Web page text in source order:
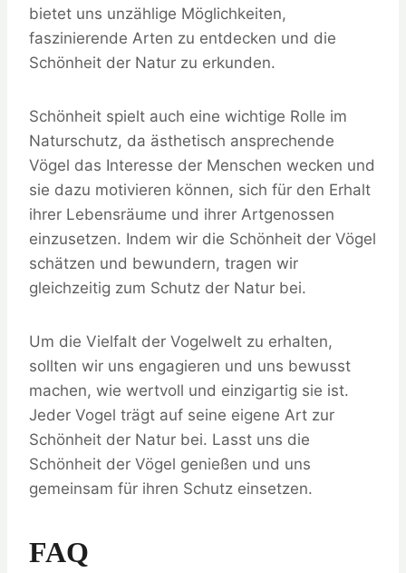
bietet uns unzählige Möglichkeiten,
faszinierende Arten zu entdecken und die
Schönheit der Natur zu erkunden.
Schönheit spielt auch eine wichtige Rolle im
Naturschutz, da ästhetisch ansprechende
Vögel das Interesse der Menschen wecken und
sie dazu motivieren können, sich für den Erhalt
ihrer Lebensräume und ihrer Artgenossen
einzusetzen. Indem wir die Schönheit der Vögel
schätzen und bewundern, tragen wir
gleichzeitig zum Schutz der Natur bei.
Um die Vielfalt der Vogelwelt zu erhalten,
sollten wir uns engagieren und uns bewusst
machen, wie wertvoll und einzigartig sie ist.
Jeder Vogel trägt auf seine eigene Art zur
Schönheit der Natur bei. Lasst uns die
Schönheit der Vögel genießen und uns
gemeinsam für ihren Schutz einsetzen.
FAQ